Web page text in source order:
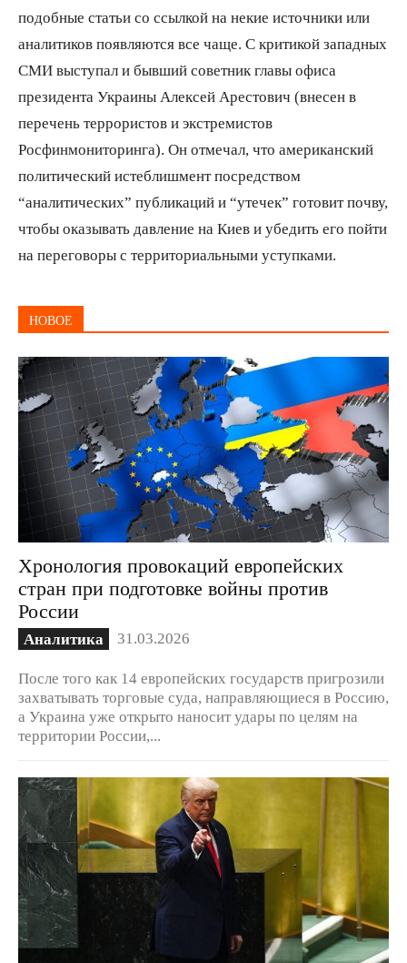
подобные статьи со ссылкой на некие источники или
аналитиков появляются все чаще. С критикой западных
СМИ выступал и бывший советник главы офиса
президента Украины Алексей Арестович (внесен в
перечень террористов и экстремистов
Росфинмониторинга). Он отмечал, что американский
политический истеблишмент посредством
“аналитических” публикаций и “утечек” готовит почву,
чтобы оказывать давление на Киев и убедить его пойти
на переговоры с территориальными уступками.
НОВОЕ
Хронология провокаций европейских
стран при подготовке войны против
России
Аналитика 31.03.2026
После того как 14 европейских государств пригрозили
захватывать торговые суда, направляющиеся в Россию,
а Украина уже открыто наносит удары по целям на
территории России,...